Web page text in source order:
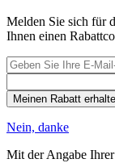
Melden Sie sich für
Ihnen einen
Meinen Rabatt
Nein, danke
Mit der Angabe